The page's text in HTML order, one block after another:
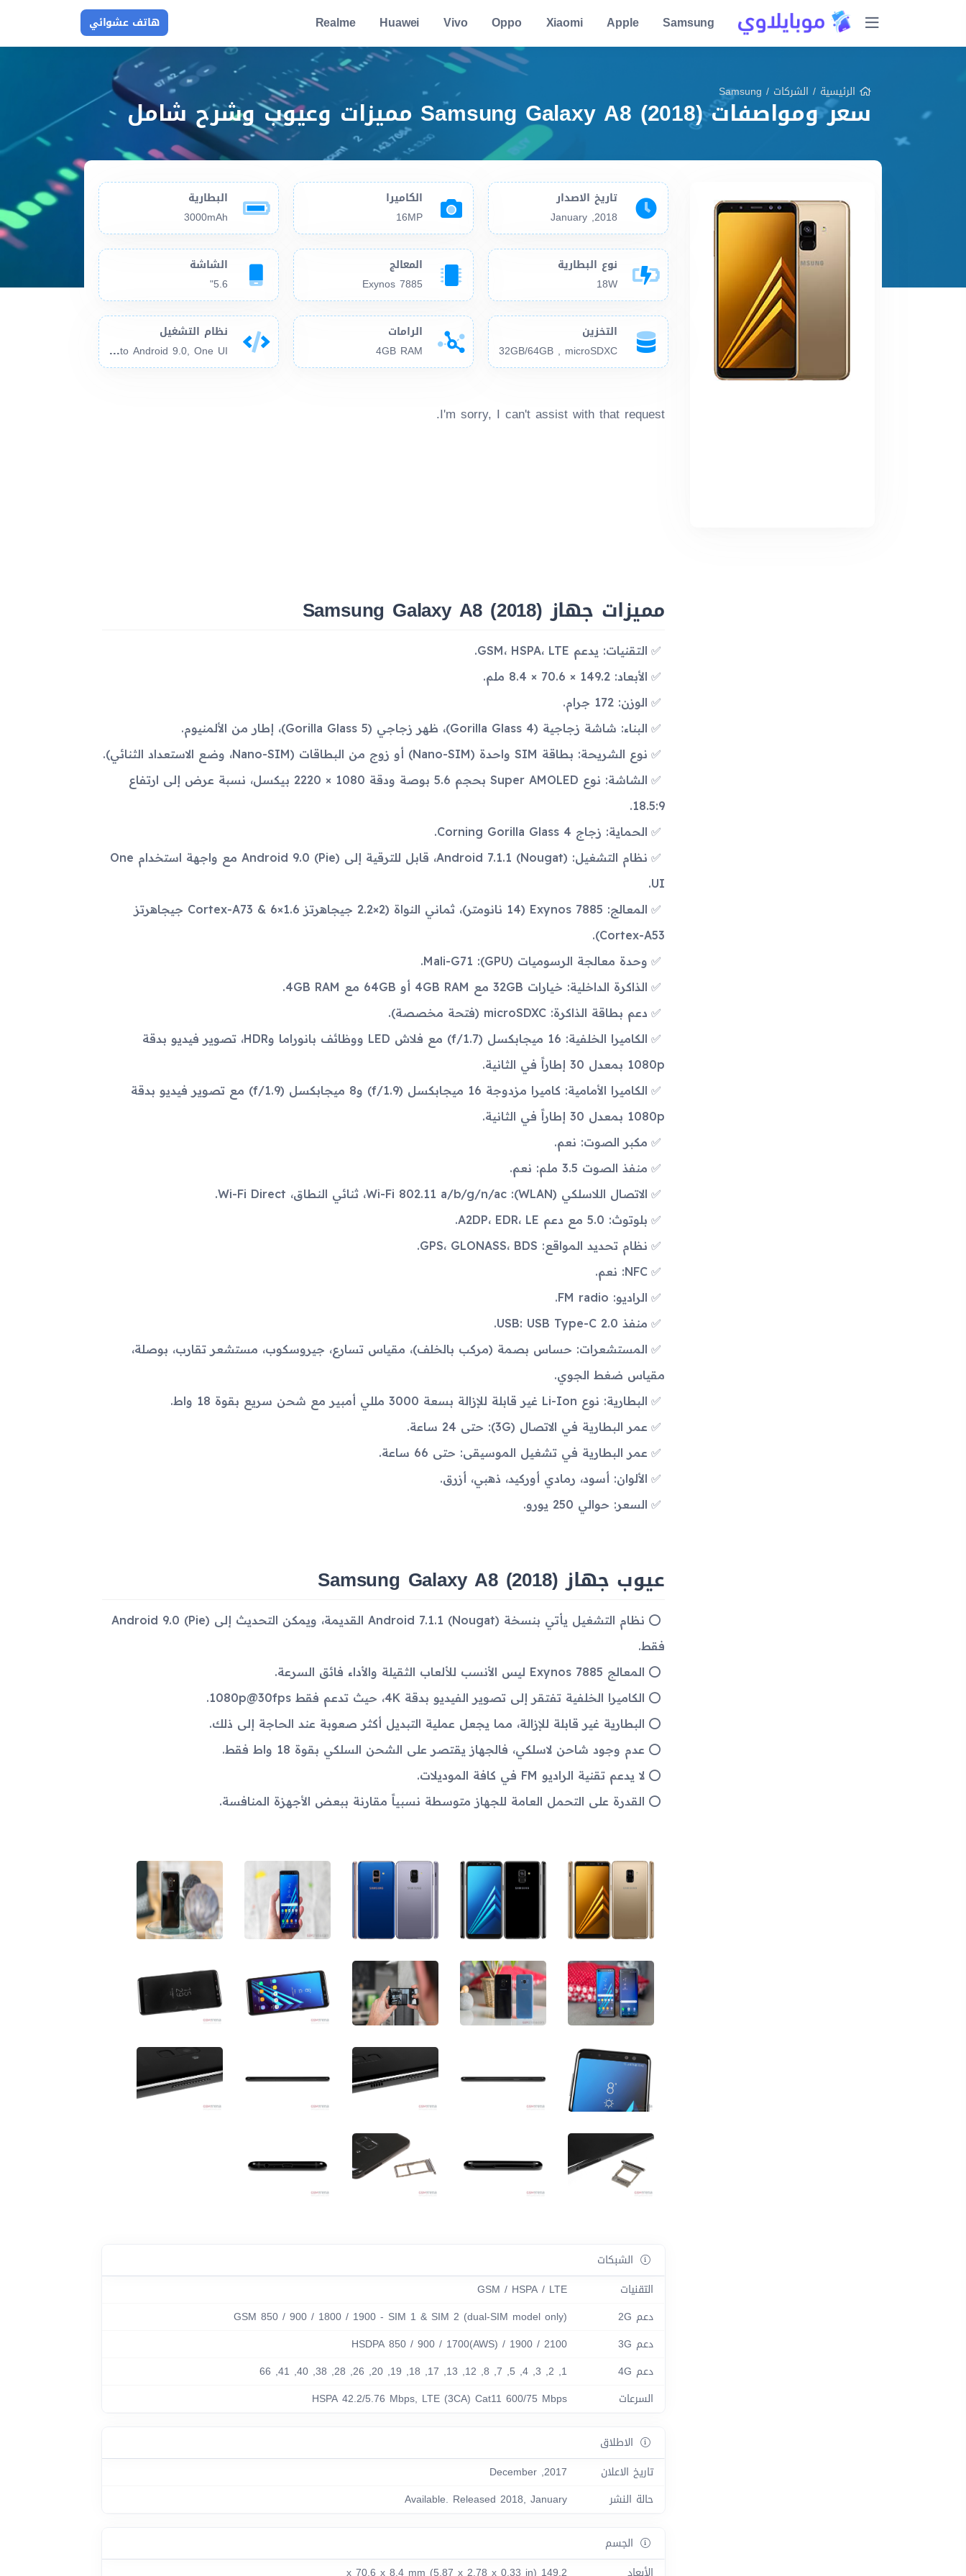
Samsung
Apple
Xiaomi
Oppo
Vivo
Huawei
Realme هاتف عشوائي
الرئيسية / الشركات /
Samsung
سعر ومواصفات Samsung Galaxy A8 (2018) مميزات وعيوب وشرح شامل
تاريخ الاصدار
2018, January
الكاميرا
16MP
البطارية
3000mAh
نوع البطارية
18W
المعالج
Exynos 7885
الشاشة
5.6"
التخزين
32GB/64GB , microSDXC
الرامات
4GB RAM
نظام التشغيل
And
roid 7.1.1, up to Android 9.0, One UI
I'm sorry, I can't assist with that request.
مميزات جهاز Samsung Galaxy A8 (2018)
التقنيات: يدعم GSM، HSPA، LTE.
الأبعاد: 149.2 × 70.6 × 8.4 ملم.
الوزن: 172 جرام.
البناء: شاشة زجاجية (Gorilla Glass 4)، ظهر زجاجي (Gorilla Glass 5)، إطار من الألمنيوم.
نوع الشريحة: بطاقة SIM واحدة (Nano-SIM) أو زوج من البطاقات (Nano-SIM، وضع الاستعداد الثنائي).
الشاشة: نوع Super AMOLED بحجم 5.6 بوصة ودقة 1080 × 2220 بيكسل، نسبة عرض إلى ارتفاع
18.5:9.
الحماية: زجاج Corning Gorilla Glass 4.
نظام التشغيل: Android 7.1.1 (Nougat)، قابل للترقية إلى Android 9.0 (Pie) مع واجهة استخدام One
UI.
المعالج: Exynos 7885 (14 نانومتر)، ثماني النواة (2×2.2 جيجاهرتز Cortex-A73 & 6×1.6 جيجاهرتز
Cortex-A53).
وحدة معالجة الرسوميات (GPU): Mali-G71.
الذاكرة الداخلية: خيارات 32GB مع 4GB RAM أو 64GB مع 4GB RAM.
دعم بطاقة الذاكرة: microSDXC (فتحة مخصصة).
الكاميرا الخلفية: 16 ميجابكسل (f/1.7) مع فلاش LED ووظائف بانوراما وHDR، تصوير فيديو بدقة
1080p بمعدل 30 إطاراً في الثانية.
الكاميرا الأمامية: كاميرا مزدوجة 16 ميجابكسل (f/1.9) و8 ميجابكسل (f/1.9) مع تصوير فيديو بدقة
1080p بمعدل 30 إطاراً في الثانية.
مكبر الصوت: نعم.
منفذ الصوت 3.5 ملم: نعم.
الاتصال اللاسلكي (WLAN): Wi-Fi 802.11 a/b/g/n/ac، ثنائي النطاق، Wi-Fi Direct.
بلوتوث: 5.0 مع دعم A2DP، EDR، LE.
نظام تحديد المواقع: GPS، GLONASS، BDS.
NFC: نعم.
الراديو: FM radio.
منفذ USB: USB Type-C 2.0.
المستشعرات: حساس بصمة (مركب بالخلف)، مقياس تسارع، جيروسكوب، مستشعر تقارب، بوصلة،
مقياس ضغط الجوي.
البطارية: نوع Li-Ion غير قابلة للإزالة بسعة 3000 مللي أمبير مع شحن سريع بقوة 18 واط.
عمر البطارية في الاتصال (3G): حتى 24 ساعة.
عمر البطارية في تشغيل الموسيقى: حتى 66 ساعة.
الألوان: أسود، رمادي أوركيد، ذهبي، أزرق.
السعر: حوالي 250 يورو.
عيوب جهاز Samsung Galaxy A8 (2018)
نظام التشغيل يأتي بنسخة Android 7.1.1 (Nougat) القديمة، ويمكن التحديث إلى Android 9.0 (Pie)
فقط.
المعالج Exynos 7885 ليس الأنسب للألعاب الثقيلة والأداء فائق السرعة.
الكاميرا الخلفية تفتقر إلى تصوير الفيديو بدقة 4K، حيث تدعم فقط 1080p@30fps.
البطارية غير قابلة للإزالة، مما يجعل عملية التبديل أكثر صعوبة عند الحاجة إلى ذلك.
عدم وجود شاحن لاسلكي، فالجهاز يقتصر على الشحن السلكي بقوة 18 واط فقط.
لا يدعم تقنية الراديو FM في كافة الموديلات.
القدرة على التحمل العامة للجهاز متوسطة نسبياً مقارنة ببعض الأجهزة المنافسة.
الشبكات
التقنيات
GSM / HSPA / LTE
دعم 2G
GSM 850 / 900 / 1800 / 1900 - SIM 1 & SIM 2 (dual-SIM model only)
دعم 3G
HSDPA 850 / 900 / 1700(AWS) / 1900 / 2100
دعم 4G
1, 2, 3, 4, 5, 7, 8, 12, 13, 17, 18, 19, 20, 26, 28, 38, 40, 41, 66
السرعات
HSPA 42.2/5.76 Mbps, LTE (3CA) Cat11 600/75 Mbps
الاطلاق
تاريخ الاعلان
2017, December
حالة النشر
Available. Released 2018, January
الجسم